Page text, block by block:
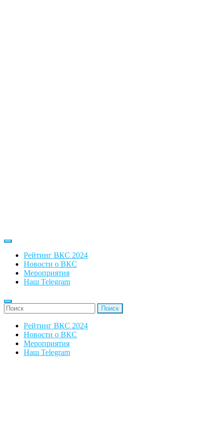
Рейтинг ВКС 2024
Новости о ВКС
Мероприятия
Наш Telegram
'Найти:
Рейтинг ВКС 2024
Новости о ВКС
Мероприятия
Наш Telegram